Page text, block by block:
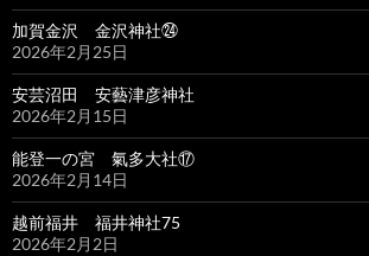
加賀金沢 金沢神社㉔
2026年2月25日
安芸沼田 安藝津彦神社
2026年2月15日
能登一の宮 氣多大社⑰
2026年2月14日
越前福井 福井神社75
2026年2月2日